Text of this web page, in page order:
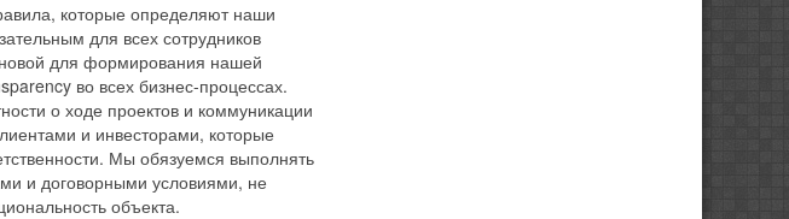
которые определяют наши
для всех сотрудников
для формирования нашей
во всех бизнес-процессах.
о ходе проектов и коммуникации
и инвесторами, которые
Мы обязуемся выполнять
и договорными условиями, не
объекта.